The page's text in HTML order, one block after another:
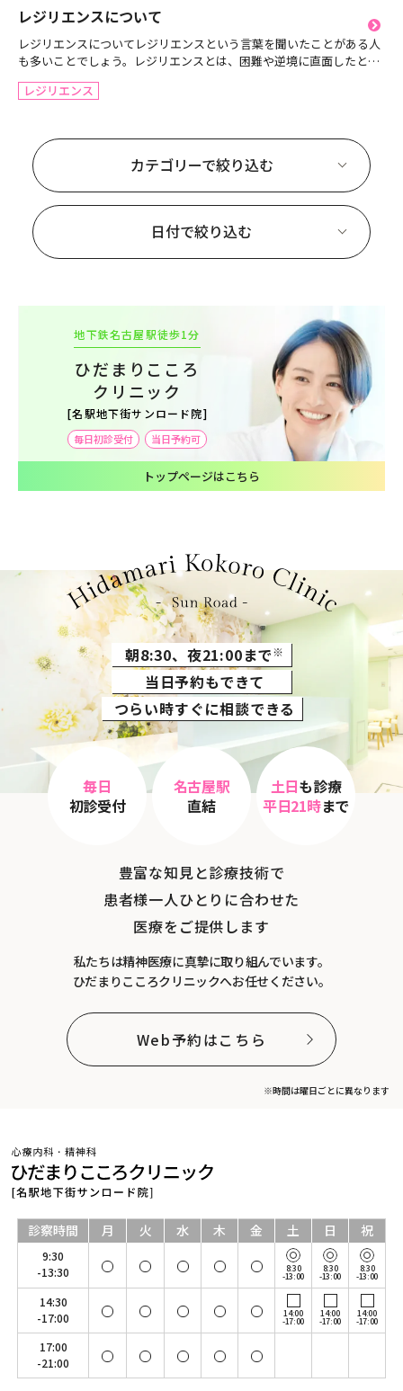
レジリエンスについて
レジリエンスについてレジリエンスという言葉を聞いたことがある人
も多いことでしょう。レジリエンスとは、困難や逆境に直面したとき
に、心理学や社会学、ビジネスなどの分野で広く使われてい...
レジリエンス
カテゴリーで絞り込む
日付で絞り込む
地下鉄名古屋駅徒歩1分
ひだまりこころ
クリニック
[名駅地下街サンロード院]
毎日初診受付 当日予約可
トップページはこちら
朝8:30、夜21:00まで※
当日予約もできて
つらい時すぐに相談できる
毎日
初診受付
名古屋駅
直結
土日も診療
平日21時まで
豊富な知見と診療技術で
患者様一人ひとりに合わせた
医療をご提供します
私たちは精神医療に真摯に取り組んでいます。
ひだまりこころクリニックへお任せください。
Web予約はこちら
※時間は曜日ごとに異なります
診察時間 月 火 水 木 金 土 日 祝
9:30
-13:30
8:30
-13:00
8:30
-13:00
8:30
-13:00
14:30
-17:00
14:00
-17:00
14:00
-17:00
14:00
-17:00
17:00
-21:00